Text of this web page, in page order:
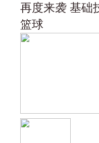
再度来袭 基础
篮球